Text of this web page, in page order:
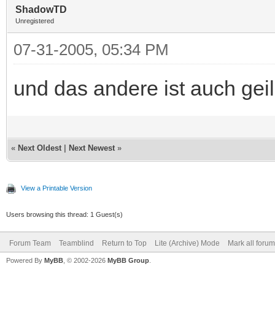
ShadowTD
Unregistered
07-31-2005, 05:34 PM
und das andere ist auch
« Next Oldest Next Newest »
View a Printable Version
Users browsing this thread: 1 Guest(s)
Forum Team Teamblind Return to Top Lite (Archive) Mode Mark all
Powered By MyBB , © 2002-2026 MyBB Group